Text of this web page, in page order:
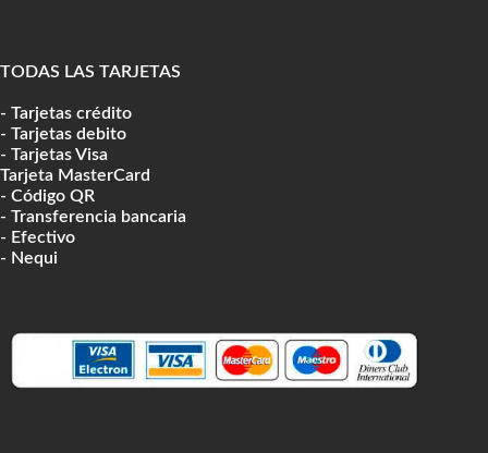
TODAS LAS TARJETAS
- Tarjetas crédito
- Tarjetas debito
- Tarjetas Visa
Tarjeta MasterCard
- Código QR
- Transferencia bancaria
- Efectivo
- Nequi